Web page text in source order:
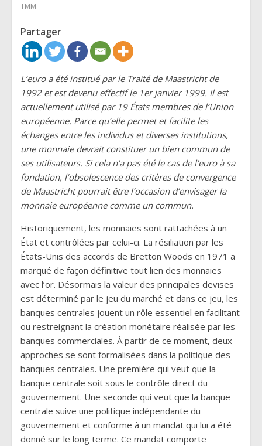
TMM
Partager
L’euro a été institué par le Traité de Maastricht de
1992 et est devenu effectif le 1er janvier 1999. Il est
actuellement utilisé par 19 États membres de l’Union
européenne. Parce qu’elle permet et facilite les
échanges entre les individus et diverses institutions,
une monnaie devrait constituer un bien commun de
ses utilisateurs. Si cela n’a pas été le cas de l’euro à sa
fondation, l’obsolescence des critères de convergence
de Maastricht pourrait être l’occasion d’envisager la
monnaie européenne comme un commun.
Historiquement, les monnaies sont rattachées à un
État et contrôlées par celui-ci. La résiliation par les
États-Unis des accords de Bretton Woods en 1971 a
marqué de façon définitive tout lien des monnaies
avec l’or. Désormais la valeur des principales devises
est déterminé par le jeu du marché et dans ce jeu, les
banques centrales jouent un rôle essentiel en facilitant
ou restreignant la création monétaire réalisée par les
banques commerciales. À partir de ce moment, deux
approches se sont formalisées dans la politique des
banques centrales. Une première qui veut que la
banque centrale soit sous le contrôle direct du
gouvernement. Une seconde qui veut que la banque
centrale suive une politique indépendante du
gouvernement et conforme à un mandat qui lui a été
donné sur le long terme. Ce mandat comporte